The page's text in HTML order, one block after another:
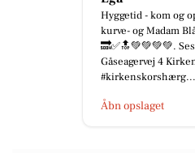
Hyggetid - kom og
kurve- og Madam
🔜✅🔝💚💚💚💚.
Gåseagervej 4
#kirkenskorshærg...
Åbn opslaget